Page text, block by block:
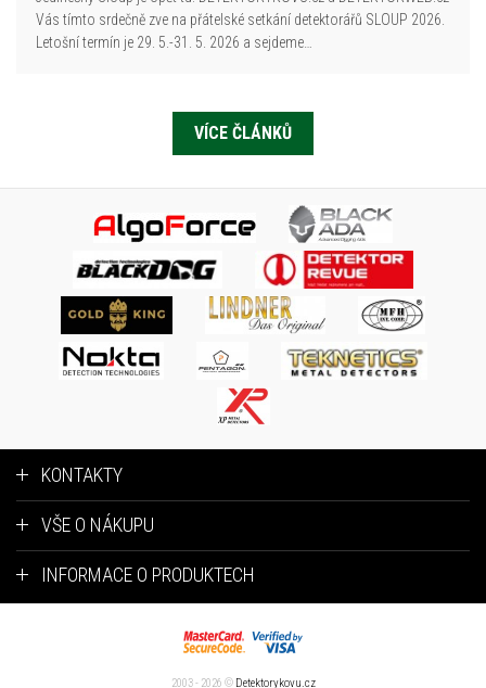
Vás tímto srdečně zve na přátelské setkání detektorářů SLOUP 2026.
Letošní termín je 29. 5.-31. 5. 2026 a sejdeme…
VÍCE ČLÁNKŮ
KONTAKTY
VŠE O NÁKUPU
INFORMACE O PRODUKTECH
2003 - 2026 © Detektorykovu.cz